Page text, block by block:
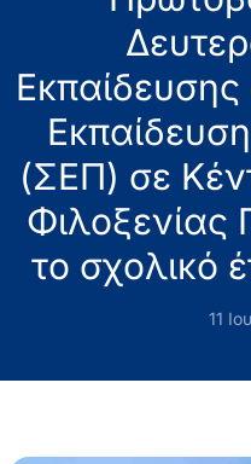
(ΣΕΠ) σε
το σχολικό
11